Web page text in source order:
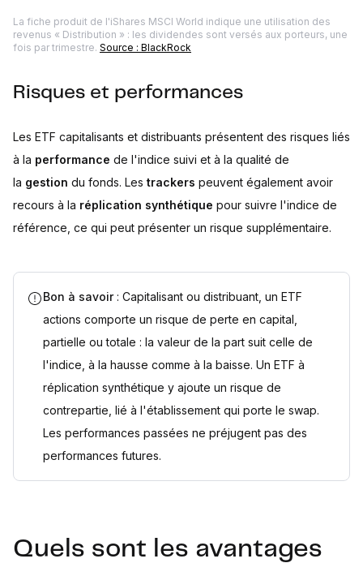
La fiche produit de l'iShares MSCI World indique une utilisation des
revenus « Distribution » : les dividendes sont versés aux porteurs, une
fois par trimestre. Source : BlackRock
Risques et performances
Les ETF capitalisants et distribuants présentent des risques liés
à la performance de l'indice suivi et à la qualité de
la gestion du fonds. Les trackers peuvent également avoir
recours à la réplication synthétique pour suivre l'indice de
référence, ce qui peut présenter un risque supplémentaire.
Bon à savoir : Capitalisant ou distribuant, un ETF
actions comporte un risque de perte en capital,
partielle ou totale : la valeur de la part suit celle de
l'indice, à la hausse comme à la baisse. Un ETF à
réplication synthétique y ajoute un risque de
contrepartie, lié à l'établissement qui porte le swap.
Les performances passées ne préjugent pas des
performances futures.
Quels sont les avantages